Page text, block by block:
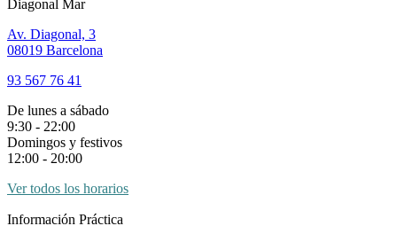
Diagonal Mar
Av. Diagonal, 3
08019 Barcelona
93 567 76 41
De lunes a sábado
9:30 - 22:00
Domingos y festivos
12:00 - 20:00
Ver todos los horarios
Información Práctica